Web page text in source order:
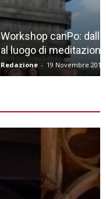
spazio liminale,